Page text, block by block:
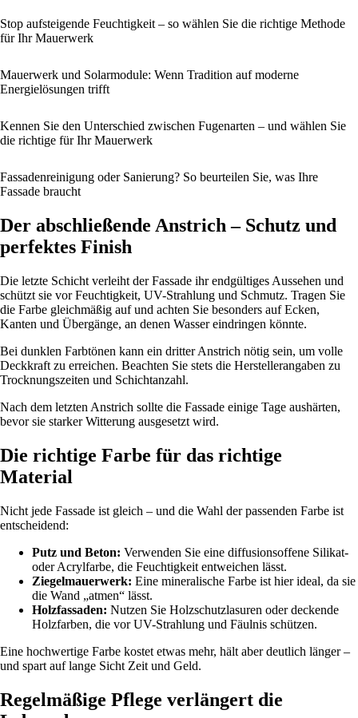
Stop aufsteigende Feuchtigkeit – so wählen Sie die richtige Methode
für Ihr Mauerwerk
Mauerwerk und Solarmodule: Wenn Tradition auf moderne
Energielösungen trifft
Kennen Sie den Unterschied zwischen Fugenarten – und wählen Sie
die richtige für Ihr Mauerwerk
Fassadenreinigung oder Sanierung? So beurteilen Sie, was Ihre
Fassade braucht
Der abschließende Anstrich – Schutz und
perfektes Finish
Die letzte Schicht verleiht der Fassade ihr endgültiges Aussehen und
schützt sie vor Feuchtigkeit, UV-Strahlung und Schmutz. Tragen Sie
die Farbe gleichmäßig auf und achten Sie besonders auf Ecken,
Kanten und Übergänge, an denen Wasser eindringen könnte.
Bei dunklen Farbtönen kann ein dritter Anstrich nötig sein, um volle
Deckkraft zu erreichen. Beachten Sie stets die Herstellerangaben zu
Trocknungszeiten und Schichtanzahl.
Nach dem letzten Anstrich sollte die Fassade einige Tage aushärten,
bevor sie starker Witterung ausgesetzt wird.
Die richtige Farbe für das richtige
Material
Nicht jede Fassade ist gleich – und die Wahl der passenden Farbe ist
entscheidend:
Putz und Beton: Verwenden Sie eine diffusionsoffene Silikat-
oder Acrylfarbe, die Feuchtigkeit entweichen lässt.
Ziegelmauerwerk: Eine mineralische Farbe ist hier ideal, da sie
die Wand „atmen“ lässt.
Holzfassaden: Nutzen Sie Holzschutzlasuren oder deckende
Holzfarben, die vor UV-Strahlung und Fäulnis schützen.
Eine hochwertige Farbe kostet etwas mehr, hält aber deutlich länger –
und spart auf lange Sicht Zeit und Geld.
Regelmäßige Pflege verlängert die